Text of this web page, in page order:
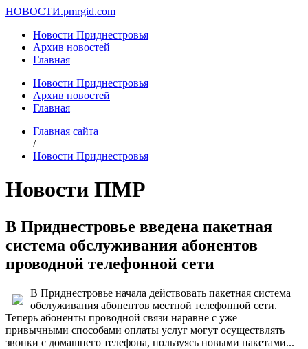
НОВОСТИ.pmrgid.com
Новости Приднестровья
Архив новостей
Главная
Новости Приднестровья
Архив новостей
Главная
Главная сайта
/
Новости Приднестровья
Новости ПМР
В Приднестровье введена пакетная
система обслуживания абонентов
проводной телефонной сети
В Приднестровье начала действовать пакетная система
обслуживания абонентов местной телефонной сети.
Теперь абоненты проводной связи наравне с уже
привычными способами оплаты услуг могут осуществлять
звонки с домашнего телефона, пользуясь новыми пакетами...